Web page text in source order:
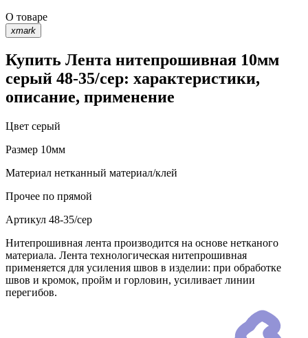
О товаре
xmark
Купить Лента нитепрошивная 10мм
серый 48-35/сер: характеристики,
описание, применение
Цвет серый
Размер 10мм
Материал нетканный материал/клей
Прочее по прямой
Артикул 48-35/сер
Нитепрошивная лента производится на основе нетканого
материала. Лента технологическая нитепрошивная
применяется для усиления швов в изделии: при обработке
швов и кромок, пройм и горловин, усиливает линии
перегибов.